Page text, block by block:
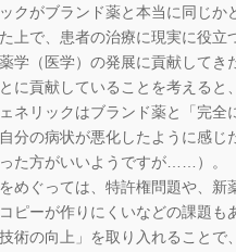
クがブランド薬と本当に同じか
上で、患者の治療に現実に役
学（医学）の発展に貢献して
に貢献していることを考える
ネリックはブランド薬と「完
分の病状が悪化したように感
た方がいいようですが……）。
めぐっては、特許権問題や、
ピーが作りにくいなどの課題
技術の向上」を取り入れること